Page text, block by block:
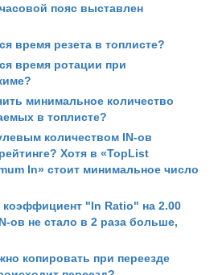
пояс выставлен
время резета в топлисте?
время ротации при
минимальное количество
в топлисте?
количеством IN-ов
Хотя в «TopList
In» стоит минимальное число
коэффициент "In Ratio" на 2.00
ов не стало в 2 раза больше,
копировать при переезде